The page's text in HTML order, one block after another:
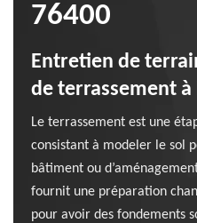
76400
Entretien de
de terrassement à
Le terrassement est une
consistant à modeler le sol
bâtiment ou
fournit une préparation
pour avoir des fondements